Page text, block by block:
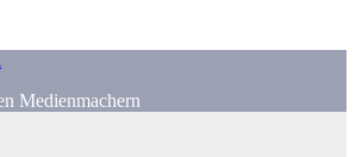
Medienmachern